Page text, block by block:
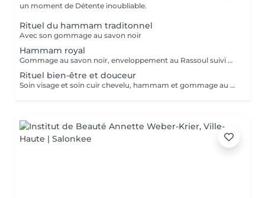
un moment de Détente inoubliable.
Rituel du hammam traditonnel
Avec son gommage au savon noir
Hammam royal
Gommage au savon noir, enveloppement au Rassoul suivi d'un massage relaxant
Rituel bien-être et douceur
Soin visage et soin cuir chevelu, hammam et gommage au savon noir suivi d'un massage relaxant